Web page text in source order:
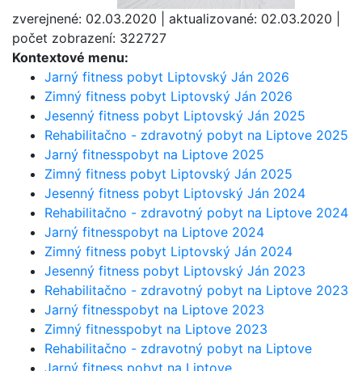
Kontextové menu:
Jarný fitness pobyt Liptovský Ján 2026
Zimný fitness pobyt Liptovský Ján 2026
Jesenný fitness pobyt Liptovský Ján 2025
Rehabilitačno - zdravotný pobyt na Liptove 2025
Jarný fitnesspobyt na Liptove 2025
Zimný fitness pobyt Liptovský Ján 2025
Jesenný fitness pobyt Liptovský Ján 2024
Rehabilitačno - zdravotný pobyt na Liptove 2024
Jarný fitnesspobyt na Liptove 2024
Zimný fitness pobyt Liptovský Ján 2024
Jesenný fitness pobyt Liptovský Ján 2023
Rehabilitačno - zdravotný pobyt na Liptove 2023
Jarný fitnesspobyt na Liptove 2023
Zimný fitnesspobyt na Liptove 2023
Rehabilitačno - zdravotný pobyt na Liptove
Jarný fitness pobyt na Liptove
zverejnené: 02.03.2020 | aktualizované: 02.03.2020 |
počet zobrazení: 322727